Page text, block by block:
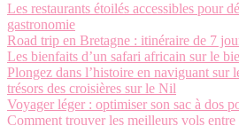
Les restaurants étoilés accessibles pour
gastronomie
Road trip en Bretagne : itinéraire de 7
Les bienfaits d’un safari africain sur le
Plongez dans l’histoire en naviguant sur
trésors des croisières sur le Nil
Voyager léger : optimiser son sac à dos
Comment trouver les meilleurs vols